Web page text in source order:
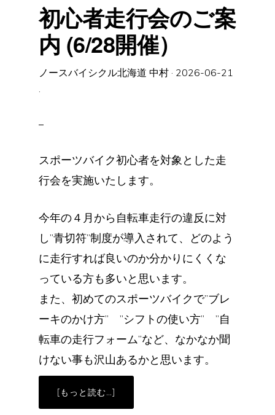
初心者走行会のご案
内 (6/28開催）
ノースバイシクル北海道 中村· 2026-06-21
·
スポーツバイク初心者を対象とした走
行会を実施いたします。
今年の４月から自転車走行の違反に対
し”青切符”制度が導入されて、どのよう
に走行すれば良いのか分かりにくくな
っている方も多いと思います。
また、初めてのスポーツバイクで”ブレ
ーキのかけ方” ”シフトの使い方” ”自
転車の走行フォーム”など、なかなか聞
けない事も沢山あるかと思います。
[もっと読む…]
心